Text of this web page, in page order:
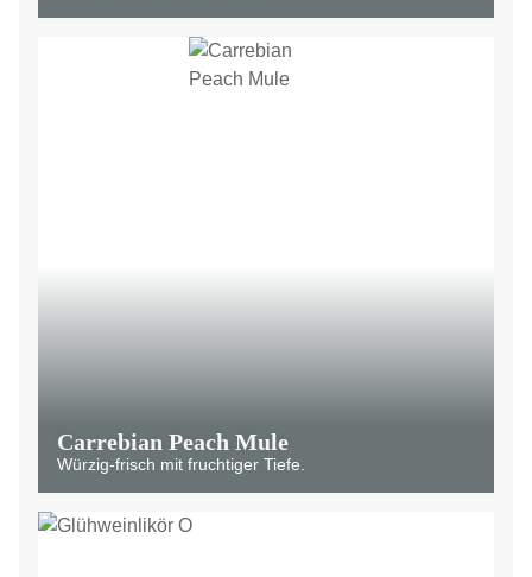
Carrebian Peach Mule
Würzig-frisch mit fruchtiger Tiefe.